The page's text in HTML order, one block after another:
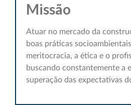
Missão
Atuar no mercado da
boas práticas
meritocracia, a ética e o
buscando constantemente a
superação das expectativas